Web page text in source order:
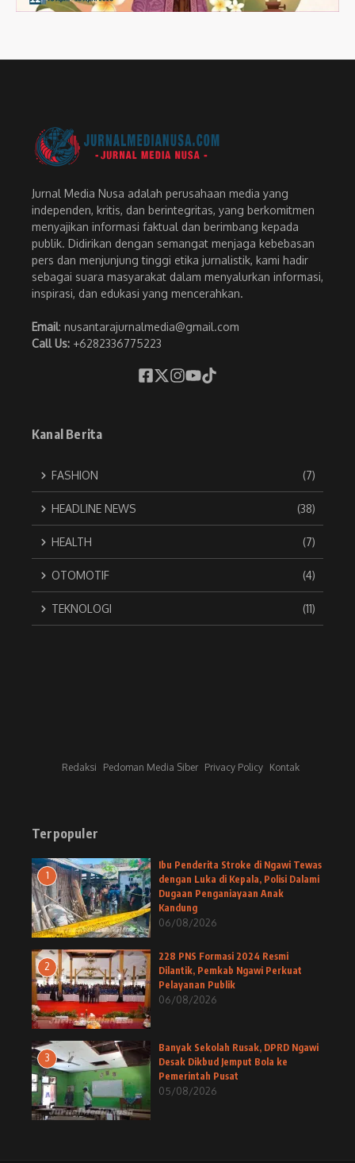
Jurnal Media Nusa adalah perusahaan media yang
independen, kritis, dan berintegritas, yang berkomitmen
menyajikan informasi faktual dan berimbang kepada
publik. Didirikan dengan semangat menjaga kebebasan
pers dan menjunjung tinggi etika jurnalistik, kami hadir
sebagai suara masyarakat dalam menyalurkan informasi,
inspirasi, dan edukasi yang mencerahkan.
Email: nusantarajurnalmedia@gmail.com
Call Us: +6282336775223
Kanal Berita
FASHION (7)
HEADLINE NEWS (38)
HEALTH (7)
OTOMOTIF (4)
TEKNOLOGI (11)
Redaksi Pedoman Media Siber Privacy Policy Kontak
Terpopuler
1
Ibu Penderita Stroke di Ngawi Tewas
dengan Luka di Kepala, Polisi Dalami
Dugaan Penganiayaan Anak
Kandung
06/08/2026
2
228 PNS Formasi 2024 Resmi
Dilantik, Pemkab Ngawi Perkuat
Pelayanan Publik
06/08/2026
3
Banyak Sekolah Rusak, DPRD Ngawi
Desak Dikbud Jemput Bola ke
Pemerintah Pusat
05/08/2026